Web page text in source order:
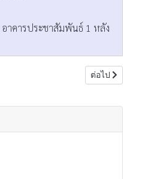
อาคารประชาสัมพันธ์ 1 หลัง
าร เนื้อหาถัดไป:
ต่อไป